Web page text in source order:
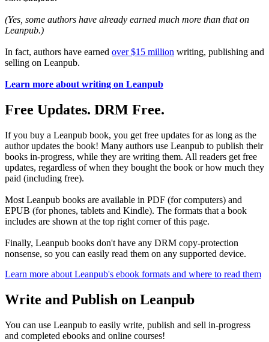
(Yes, some authors have already earned much more than that on
Leanpub.)
In fact, authors have earned over $15 million writing, publishing and
selling on Leanpub.
Learn more about writing on Leanpub
Free Updates. DRM Free.
If you buy a Leanpub book, you get free updates for as long as the
author updates the book! Many authors use Leanpub to publish their
books in-progress, while they are writing them. All readers get free
updates, regardless of when they bought the book or how much they
paid (including free).
Most Leanpub books are available in PDF (for computers) and
EPUB (for phones, tablets and Kindle). The formats that a book
includes are shown at the top right corner of this page.
Finally, Leanpub books don't have any DRM copy-protection
nonsense, so you can easily read them on any supported device.
Learn more about Leanpub's ebook formats and where to read them
Write and Publish on Leanpub
You can use Leanpub to easily write, publish and sell in-progress
and completed ebooks and online courses!